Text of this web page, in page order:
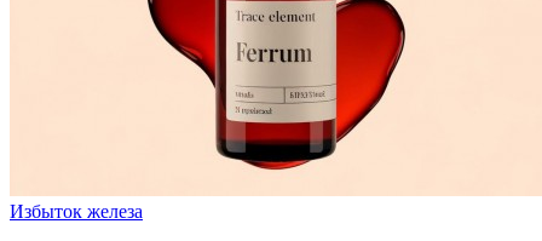
Избыток железа